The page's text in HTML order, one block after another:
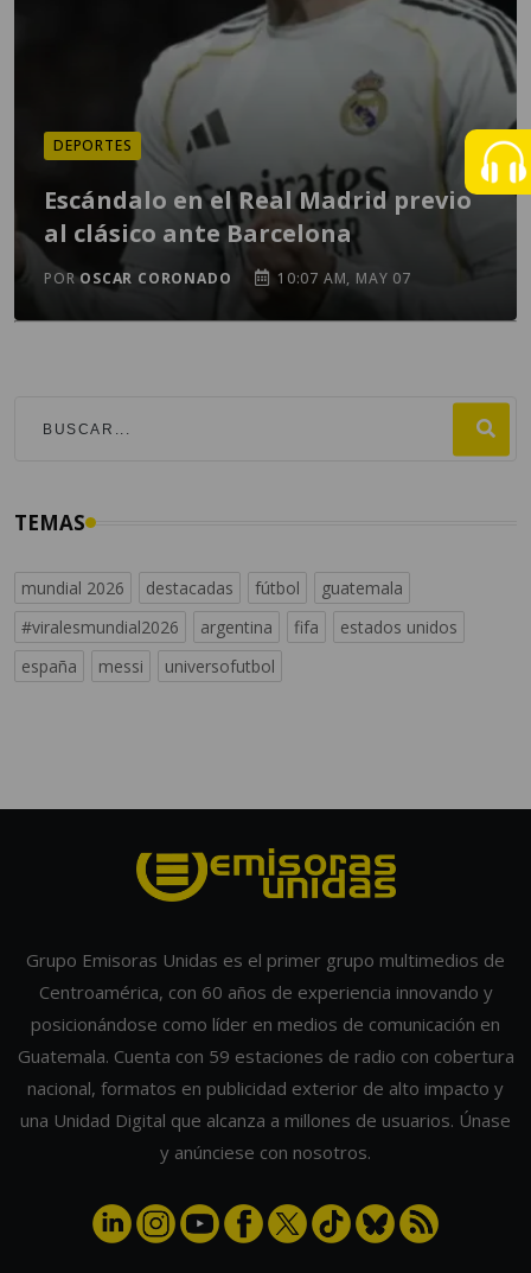
DEPORTES
Escándalo en el Real Madrid previo
al clásico ante Barcelona
POROSCAR CORONADO 10:07 AM, MAY 07
TEMAS
mundial 2026 destacadas fútbol
guatemala
#viralesmundial2026
argentina fifa
estados unidos
españa
messi universofutbol
Grupo Emisoras Unidas es el primer grupo multimedios de
Centroamérica, con 60 años de experiencia innovando y
posicionándose como líder en medios de comunicación en
Guatemala. Cuenta con 59 estaciones de radio con cobertura
nacional, formatos en publicidad exterior de alto impacto y
una Unidad Digital que alcanza a millones de usuarios. Únase
y anúnciese con nosotros.